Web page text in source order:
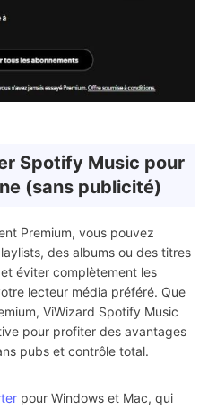
Spotify Music pour
(sans publicité)
Premium, vous pouvez
des albums ou des titres
éviter complètement les
lecteur média préféré. Que
ViWizard Spotify Music
pour profiter des avantages
pubs et contrôle total.
pour Windows et Mac, qui